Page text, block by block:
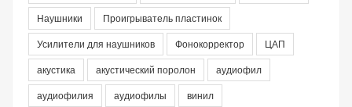
Наушники
Проигрыватель пластинок
Усилители для наушников
Фонокорректор
ЦАП
акустика
акустический поролон
аудиофил
аудиофилия
аудиофилы
винил